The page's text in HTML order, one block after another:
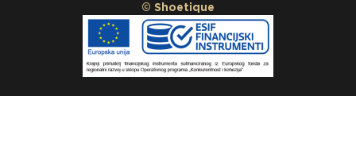
© Shoetique